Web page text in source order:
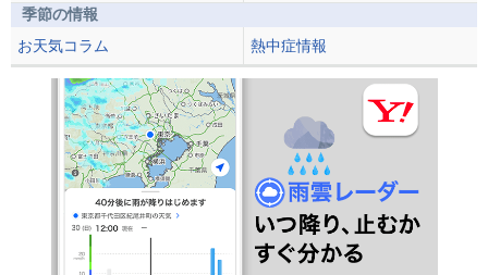
季節の情報
お天気コラム
熱中症情報